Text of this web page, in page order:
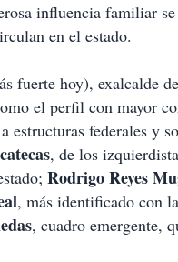
influencia familiar
en el estado.
fuerte hoy), exalcalde de
el perfil con mayor
estructuras federales y
, de los
Rodrigo Reyes
, más identificado con
, cuadro emergente,